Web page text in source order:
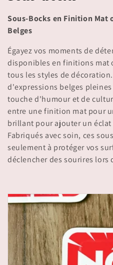
o
l
l
e
c
t
i
o
:
Sous-Bocks en Finition Mat
Belges
Égayez vos moments de
disponibles en finitions mat
tous les styles de
d'expressions belges
touche d'humour et de
entre une finition mat pour
brillant pour ajouter un
Fabriqués avec soin, ces
seulement à protéger vos
déclencher des sourires